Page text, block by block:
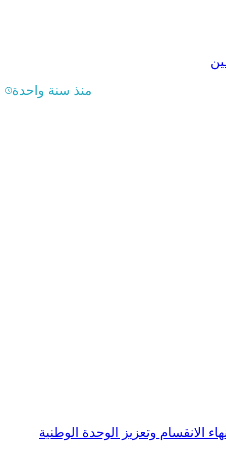
منذ سنة واحدة
الانقسام وتعزيز الوحدة الوطنية